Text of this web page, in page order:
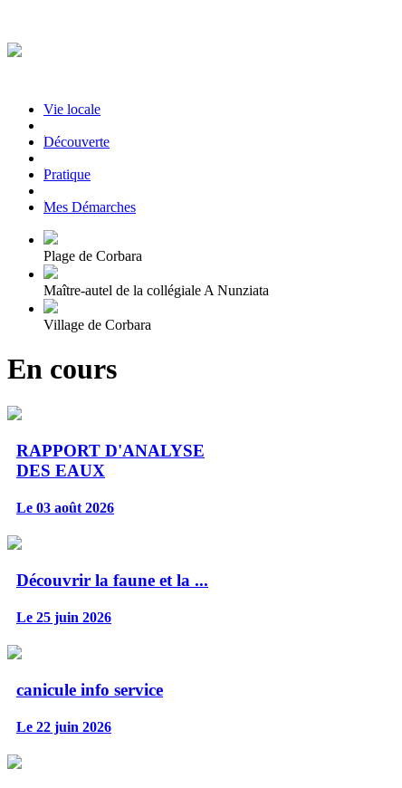
Vie locale
|Découverte
|Pratique
|Mes Démarches
Plage de Corbara
Maître-autel de la collégiale A Nunziata
Village de Corbara
En cours
RAPPORT D'ANALYSE
DES EAUX
Le 03 août 2026
Découvrir la faune et la ...
Le 25 juin 2026
canicule info service
Le 22 juin 2026